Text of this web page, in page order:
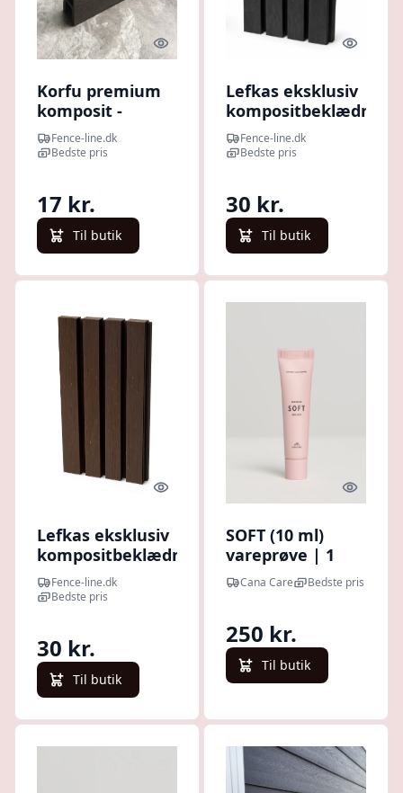
Quick look
Korfu premium
komposit -
vareprøve
Fence-line.dk
Bedste pris
17 kr.
Til butik
Quick
Lefkas eksklusiv
kompositbeklædning
mørk antracit +
hjørneliste -
Fence-line.dk
Bedste pris
30 kr.
Til butik
Quick look
Lefkas eksklusiv
kompositbeklædning
redwood +
hjørneliste -
Fence-line.dk
Bedste pris
30 kr.
Til butik
Quick
SOFT (10 ml)
vareprøve | 1
kolli af 25
Cana Care Bedste pris
250 kr.
Til butik